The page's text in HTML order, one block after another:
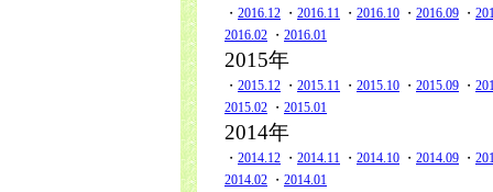
・ 2016.12 ・ 2016.11 ・ 2016.10 ・ 2016.09 ・
2016.02 ・ 2016.01
2015年
・ 2015.12 ・ 2015.11 ・ 2015.10 ・ 2015.09 ・
2015.02 ・ 2015.01
2014年
・ 2014.12 ・ 2014.11 ・ 2014.10 ・ 2014.09 ・
2014.02 ・ 2014.01